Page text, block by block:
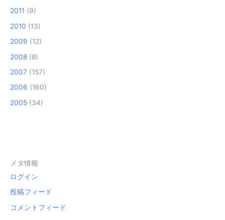
2011 (9)
2010 (13)
2009 (12)
2008 (8)
2007 (157)
2006 (160)
2005 (34)
メタ情報
ログイン
投稿フィード
コメントフィード